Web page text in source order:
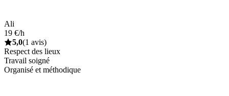
Ali
19 €/h
5,0(1 avis)
Respect des lieux
Travail soigné
Organisé et méthodique